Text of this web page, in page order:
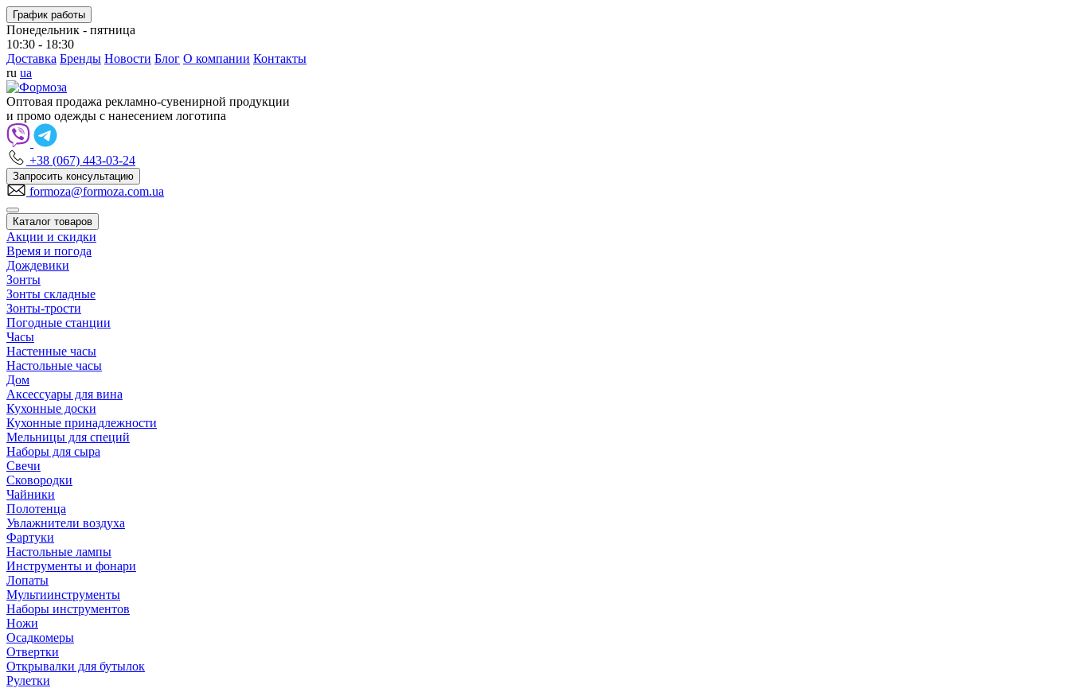
График работы
Понедельник - пятница
10:30 - 18:30
Доставка Бренды Новости Блог О компании Контакты
ru ua
Оптовая продажа рекламно-сувенирной продукции
и промо одежды с нанесением логотипа
+38 (067) 443-03-24
Запросить консультацию
formoza@formoza.com.ua
Каталог товаров
Акции и скидки
Время и погода
Дождевики
Зонты
Зонты складные
Зонты-трости
Погодные станции
Часы
Настенные часы
Настольные часы
Дом
Аксессуары для вина
Кухонные доски
Кухонные принадлежности
Мельницы для специй
Наборы для сыра
Свечи
Сковородки
Чайники
Полотенца
Увлажнители воздуха
Фартуки
Настольные лампы
Инструменты и фонари
Лопаты
Мультиинструменты
Наборы инструментов
Ножи
Осадкомеры
Отвертки
Открывалки для бутылок
Рулетки